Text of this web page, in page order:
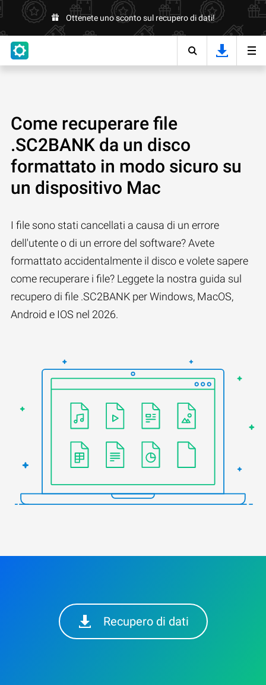
Ottenete uno sconto sul recupero di dati!
Come recuperare file
.SC2BANK da un disco
formattato in modo sicuro su
un dispositivo Mac
I file sono stati cancellati a causa di un errore
dell'utente o di un errore del software? Avete
formattato accidentalmente il disco e volete sapere
come recuperare i file? Leggete la nostra guida sul
recupero di file .SC2BANK per Windows, MacOS,
Android e IOS nel 2026.
Recupero di dati